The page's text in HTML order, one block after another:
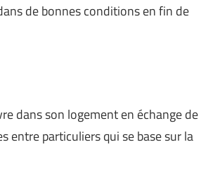
de bonnes conditions en fin de
dans son logement en échange de
entre particuliers qui se base sur la